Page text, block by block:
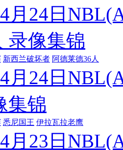
月24日
录像集锦
新西兰破坏者 阿德莱德36人
月24日
集锦
悉尼国王 伊拉瓦拉老鹰
月23日